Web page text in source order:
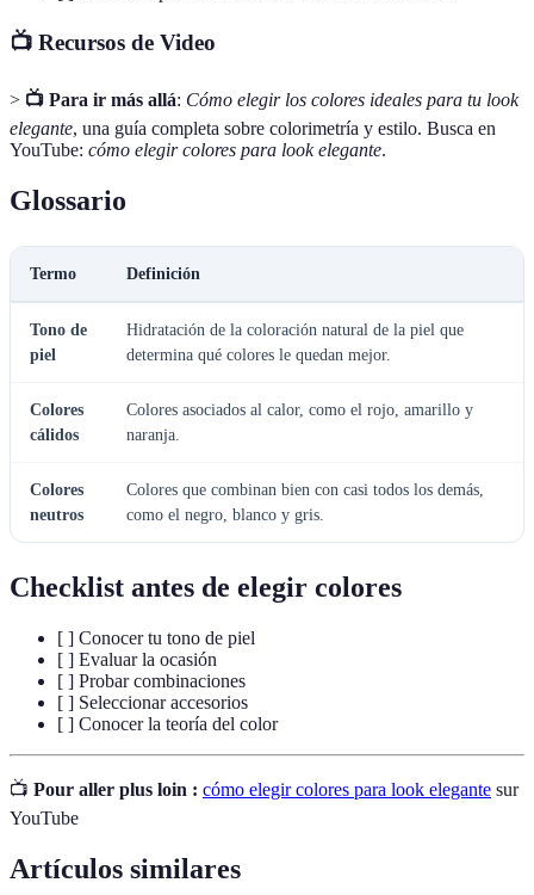
📺 Recursos de Video
> 📺 Para ir más allá: Cómo elegir los colores ideales para tu look
elegante, una guía completa sobre colorimetría y estilo. Busca en
YouTube: cómo elegir colores para look elegante.
Glossario
Termo Definición
Tono de
piel
Hidratación de la coloración natural de la piel que
determina qué colores le quedan mejor.
Colores
cálidos
Colores asociados al calor, como el rojo, amarillo y
naranja.
Colores
neutros
Colores que combinan bien con casi todos los demás,
como el negro, blanco y gris.
Checklist antes de elegir colores
[ ] Conocer tu tono de piel
[ ] Evaluar la ocasión
[ ] Probar combinaciones
[ ] Seleccionar accesorios
[ ] Conocer la teoría del color
📺 Pour aller plus loin : cómo elegir colores para look elegante sur
YouTube
Artículos similares